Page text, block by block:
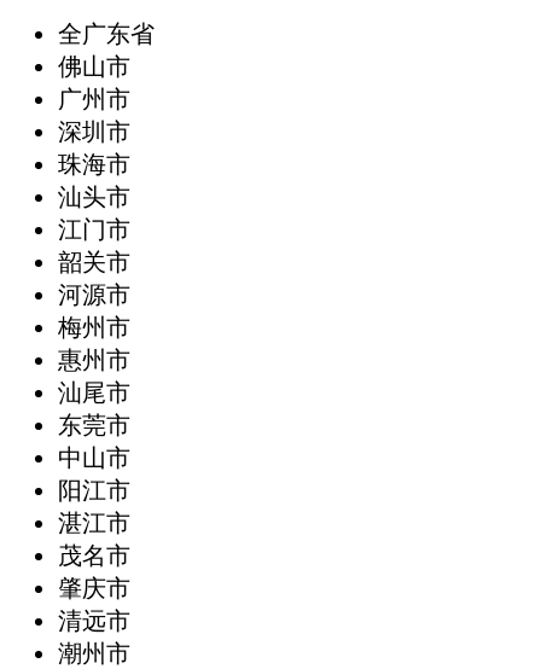
全广东省
‌佛山市
广州市
深圳市
珠海市
汕头市
江门市
韶关市
河源市
梅州市
惠州市
汕尾市
东莞市
中山市
阳江市
湛江市
茂名市
肇庆市
清远市
潮州市